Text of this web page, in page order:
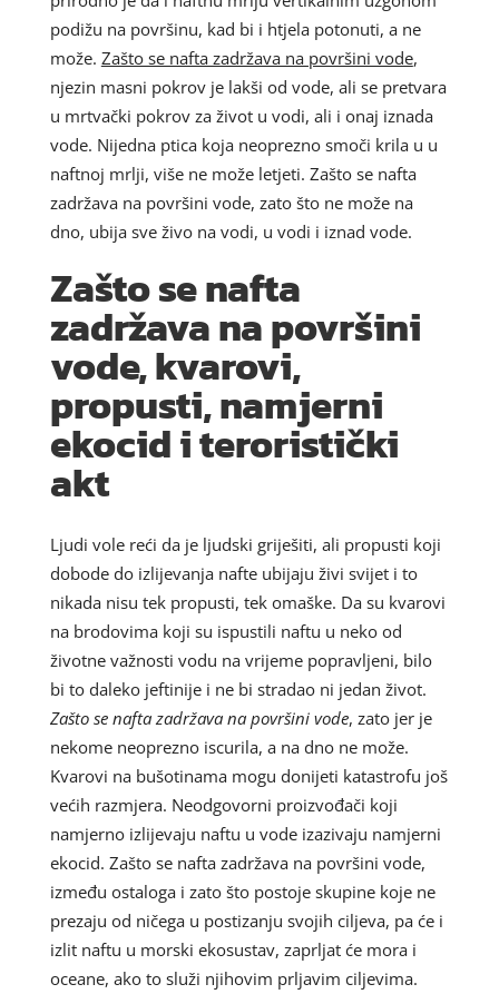
podižu na površinu, kad bi i htjela potonuti, a ne
može. Zašto se nafta zadržava na površini vode,
njezin masni pokrov je lakši od vode, ali se pretvara
u mrtvački pokrov za život u vodi, ali i onaj iznada
vode. Nijedna ptica koja neoprezno smoči krila u u
naftnoj mrlji, više ne može letjeti. Zašto se nafta
zadržava na površini vode, zato što ne može na
dno, ubija sve živo na vodi, u vodi i iznad vode.
Zašto se nafta
zadržava na površini
vode, kvarovi,
propusti, namjerni
ekocid i teroristički
akt
Ljudi vole reći da je ljudski griješiti, ali propusti koji
dobode do izlijevanja nafte ubijaju živi svijet i to
nikada nisu tek propusti, tek omaške. Da su kvarovi
na brodovima koji su ispustili naftu u neko od
životne važnosti vodu na vrijeme popravljeni, bilo
bi to daleko jeftinije i ne bi stradao ni jedan život.
Zašto se nafta zadržava na površini vode, zato jer je
nekome neoprezno iscurila, a na dno ne može.
Kvarovi na bušotinama mogu donijeti katastrofu još
većih razmjera. Neodgovorni proizvođači koji
namjerno izlijevaju naftu u vode izazivaju namjerni
ekocid. Zašto se nafta zadržava na površini vode,
između ostaloga i zato što postoje skupine koje ne
prezaju od ničega u postizanju svojih ciljeva, pa će i
izlit naftu u morski ekosustav, zaprljat će mora i
oceane, ako to služi njihovim prljavim ciljevima.